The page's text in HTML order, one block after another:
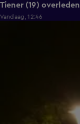
Tiener (19)
Vandaag, 12:46